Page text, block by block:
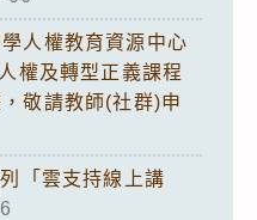
人權教育資源中心
權及轉型正義課程
敬請教師(社群)申
「雲支持線上講